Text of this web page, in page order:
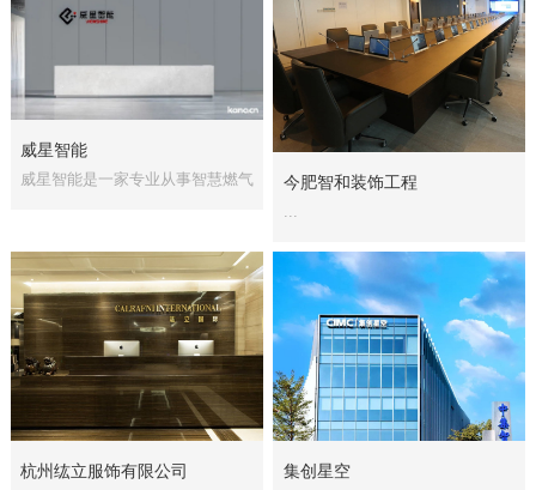
威星智能
威星智能是一家专业从事智慧燃气
今肥智和装饰工程
杭州纮立服饰有限公司 集创星空